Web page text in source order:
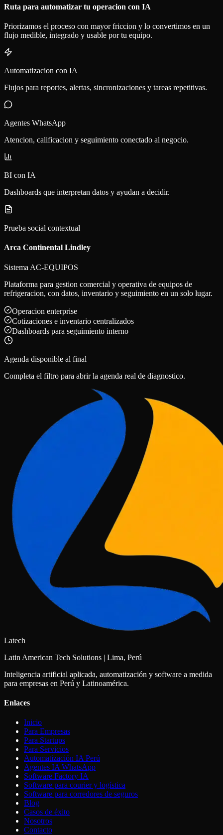
Ruta para automatizar tu operacion con IA
Priorizamos el proceso con mayor friccion y lo convertimos en un
flujo medible, integrado y usable por tu equipo.
Automatizacion con IA
Flujos para reportes, alertas, sincronizaciones y tareas repetitivas.
Agentes WhatsApp
Atencion, calificacion y seguimiento conectado al negocio.
BI con IA
Dashboards que interpretan datos y ayudan a decidir.
Prueba social contextual
Arca Continental Lindley
Sistema AC-EQUIPOS
Plataforma para gestion comercial y operativa de equipos de
refrigeracion, con datos, inventario y seguimiento en un solo lugar.
Operacion enterprise
Cotizaciones e inventario centralizados
Dashboards para seguimiento interno
Agenda disponible al final
Completa el filtro para abrir la agenda real de diagnostico.
Latech
Latin American Tech Solutions | Lima, Perú
Inteligencia artificial aplicada, automatización y software a medida
para empresas en Perú y Latinoamérica.
Enlaces
Inicio
Para Empresas
Para Startups
Para Servicios
Automatización IA Perú
Agentes IA WhatsApp
Software Factory IA
Software para courier y logística
Software para corredores de seguros
Blog
Casos de éxito
Nosotros
Contacto